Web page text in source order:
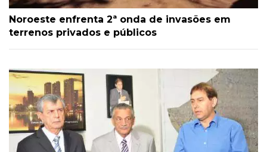
Noroeste enfrenta 2ª onda de invasões em
terrenos privados e públicos